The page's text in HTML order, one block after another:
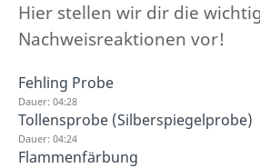
Hier stellen wir dir die
Nachweisreaktionen vor!
Fehling Probe
Dauer: 04:28
Tollensprobe (Silberspiegelprobe)
Dauer: 04:24
Flammenfärbung